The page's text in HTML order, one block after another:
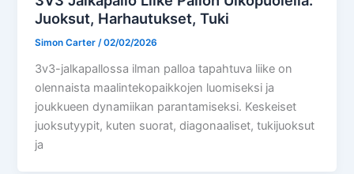
Juoksut, Harhautukset, Tuki
Simon Carter/02/02/2026
3v3-jalkapallossa ilman palloa tapahtuva liike on
olennaista maalintekopaikkojen luomiseksi ja
joukkueen dynamiikan parantamiseksi. Keskeiset
juoksutyypit, kuten suorat, diagonaaliset, tukijuoksut
ja